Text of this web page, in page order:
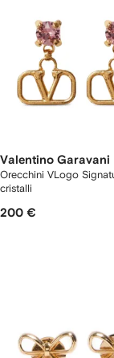
Valentino Garavani
Orecchini VLogo
cristalli
200 €